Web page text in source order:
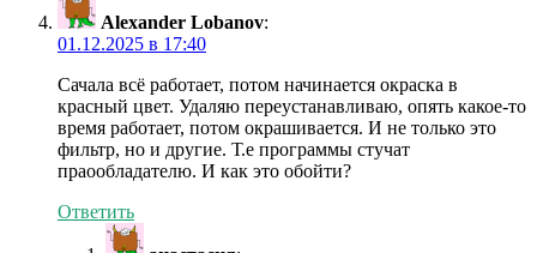
Alexander Lobanov:
01.12.2025 в 17:40
Сачала всё работает, потом начинается окраска в
красный цвет. Удаляю переустанавливаю, опять какое-то
время работает, потом окрашивается. И не только это
фильтр, но и другие. Т.е программы стучат
праообладателю. И как это обойти?
Ответить